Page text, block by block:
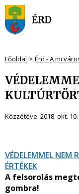
Főoldal Érd - A mi
Közzétéve: 2018. okt. 10.
VÉDELEMMEL NEM
ÉRTÉKEK
A felsorolás
gombra!